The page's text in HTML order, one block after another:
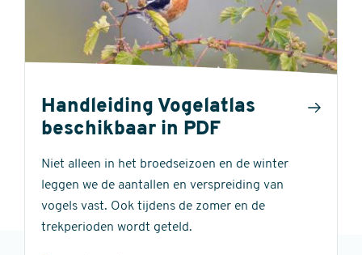
Handleiding Vogelatlas
beschikbaar in PDF
Niet alleen in het broedseizoen en de winter
leggen we de aantallen en verspreiding van
vogels vast. Ook tijdens de zomer en de
trekperioden wordt geteld.